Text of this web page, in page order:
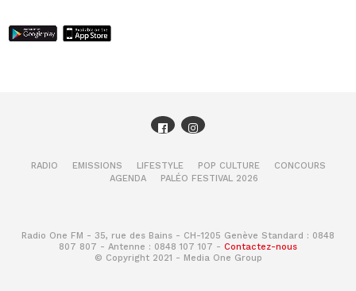
boutons de la manette.
RADIO EMISSIONS LIFESTYLE POP CULTURE
CONCOURS
AGENDA
PALÉO FESTIVAL 2026
Radio One FM - 35, rue des Bains - CH-1205 Genève Standard : 0848
807 807 - Antenne : 0848 107 107 - Contactez-nous
© Copyright 2021 - Media One Group